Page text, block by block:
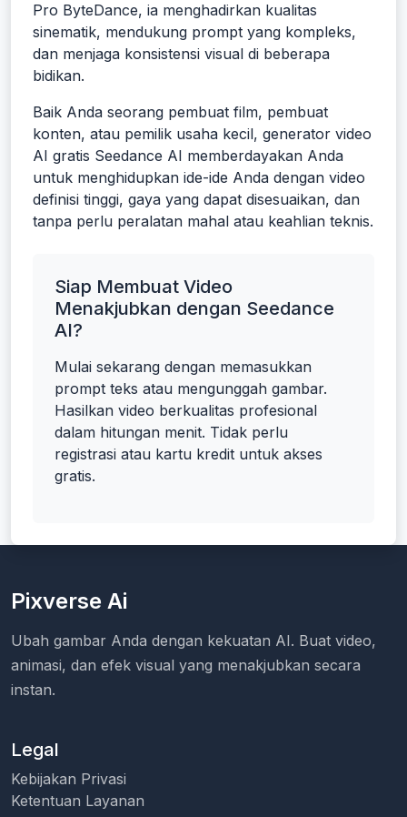
Pro ByteDance, ia menghadirkan kualitas
sinematik, mendukung prompt yang kompleks,
dan menjaga konsistensi visual di beberapa
bidikan.
Baik Anda seorang pembuat film, pembuat
konten, atau pemilik usaha kecil, generator video
AI gratis Seedance AI memberdayakan Anda
untuk menghidupkan ide-ide Anda dengan video
definisi tinggi, gaya yang dapat disesuaikan, dan
tanpa perlu peralatan mahal atau keahlian teknis.
Siap Membuat Video
Menakjubkan dengan Seedance
AI?
Mulai sekarang dengan memasukkan
prompt teks atau mengunggah gambar.
Hasilkan video berkualitas profesional
dalam hitungan menit. Tidak perlu
registrasi atau kartu kredit untuk akses
gratis.
Pixverse Ai
Ubah gambar Anda dengan kekuatan AI. Buat video,
animasi, dan efek visual yang menakjubkan secara
instan.
Legal
Kebijakan Privasi
Ketentuan Layanan